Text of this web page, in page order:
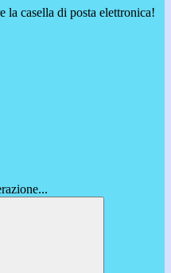
la casella di posta elettronica!